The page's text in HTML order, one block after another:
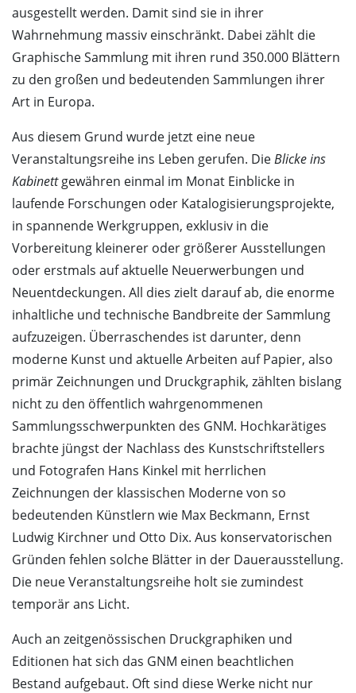
ausgestellt werden. Damit sind sie in ihrer
Wahrnehmung massiv einschränkt. Dabei zählt die
Graphische Sammlung mit ihren rund 350.000 Blättern
zu den großen und bedeutenden Sammlungen ihrer
Art in Europa.
Aus diesem Grund wurde jetzt eine neue
Veranstaltungsreihe ins Leben gerufen. DieBlicke ins
Kabinettgewähren einmal im Monat Einblicke in
laufende Forschungen oder Katalogisierungsprojekte,
in spannende Werkgruppen, exklusiv in die
Vorbereitung kleinerer oder größerer Ausstellungen
oder erstmals auf aktuelle Neuerwerbungen und
Neuentdeckungen. All dies zielt darauf ab, die enorme
inhaltliche und technische Bandbreite der Sammlung
aufzuzeigen. Überraschendes ist darunter, denn
moderne Kunst und aktuelle Arbeiten auf Papier, also
primär Zeichnungen und Druckgraphik, zählten bislang
nicht zu den öffentlich wahrgenommenen
Sammlungsschwerpunkten des GNM. Hochkarätiges
brachte jüngst der Nachlass des Kunstschriftstellers
und Fotografen Hans Kinkel mit herrlichen
Zeichnungen der klassischen Moderne von so
bedeutenden Künstlern wie Max Beckmann, Ernst
Ludwig Kirchner und Otto Dix. Aus konservatorischen
Gründen fehlen solche Blätter in der Dauerausstellung.
Die neue Veranstaltungsreihe holt sie zumindest
temporär ans Licht.
Auch an zeitgenössischen Druckgraphiken und
Editionen hat sich das GNM einen beachtlichen
Bestand aufgebaut. Oft sind diese Werke nicht nur